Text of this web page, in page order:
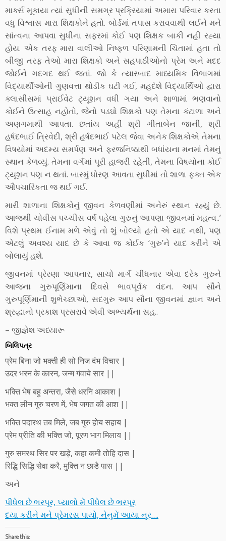
માર્ક્સ મૂકાયા ત્યાં સુધીની સમગ્ર પ્રક્રિયામાં અમારા પરિવાર કરતા
વધુ વિશ્વાસ મારા શિક્ષકોને હતો. બોર્ડમાં તપાસ કરાવવાથી લઈને મને
સાંત્વના આપવા સુધીના સફરમાં કોઈ પણ શિક્ષક બાકી નહીં રહ્યા
હોય. એક તરફ મારા વાલીઓ નિષ્ફળ પરિણામની ચિંતામાં હતા તો
બીજી તરફ તેઓ મારા શિક્ષકો અને સહપાઠીઓનો પ્રેમ અને મદદ
જોઈને ગદગદ થઈ જતાં. જો કે ત્યારબાદ માધ્યમિક વિભાગમાં
વિદ્યાર્થીઓની ગુણવત્તા થોડીક ઘટી ગઈ, મહદંશે વિદ્યાર્થિઓ દ્વારા
ક્લાસીસમાં પ્રાઈવેટ ટ્યૂશન વધી ગયા અને શાળામાં ભણવાનો
કોઈને ઉત્સાહ નહોતો, જેનો પડઘો શિક્ષકો પણ તેમના કંટાળા અને
અણગમાથી આપતા. છતાંય અહીં શ્રી ગીતાબેન જાની, શ્રી
હર્ષદભાઈ ત્રિવેદી, શ્રી હર્ષદભાઈ પટેલ જેવા અનેક શિક્ષકોએ તેમના
વિષયોમાં અદમ્ય સમર્પણ અને ફરજનિષ્ઠાથી બધાંયના મનમાં તેમનું
સ્થાન કેળવ્યું. તેમના વર્ગમાં પૂરી હાજરી રહેતી, તેમના વિષયોના કોઈ
ટ્યૂશન પણ ન થતાં. બારમું ધોરણ આવતા સુધીમાં તો શાળા ફક્ત એક
ઔપચારિકતા જ થઈ ગઈ.
મારી શાળાના શિક્ષકોનું જીવન કેળવણીમાં અનેરું સ્થાન રહ્યું છે.
આજથી ચોવીસ પચ્ચીસ વર્ષ પહેલા ગુરુનું આપણા જીવનમાં મહત્વ..’
વિશે પ્રથમ ઈનામ મળે એવું તો શું બોલ્યો હતો એ યાદ નથી, પણ
એટલું અવશ્ય યાદ છે કે આવા જ કોઈક ‘ગુરુ’ને યાદ કરીને એ
બોલાયું હશે.
જીવનમાં પ્રેરણા આપનાર, સાચો માર્ગ ચીંધનાર એવા દરેક ગુરુને
આજના ગુરુપૂર્ણિમાના દિવસે ભાવપૂર્વક વંદન. આપ સૌને
ગુરુપૂર્ણિમાની શુભેચ્છાઓ, સદગુરુ આપ સૌના જીવનમાં જ્ઞાન અને
શ્રદ્ધાનો પ્રકાશ પ્રસરાવે એવી અભ્યર્થના સહ..
– જીજ્ઞેશ અધ્યારૂ
બિલિપત્ર
प्रेम बिना जो भक्ती ही सो निज दंभ विचार |
उदर भरन के कारन, जन्म गंवाये सार ||
भक्ति भेष बहु अन्तरा, जैसे धरनि आकाश |
भक्त लीन गुरु चरण में, भेष जगत की आश ||
भक्ति पदारथ तब मिले, जब गुरु होय सहाय |
प्रेम प्रीति की भक्ति जो, पूरण भाग मिलाय ||
गुरु समरथ सिर पर खड़े, कहा कमी तोहि दास |
रिद्धि सिद्धि सेवा करै, मुक्ति न छाडै पास ||
અને
પીધેલ છે ભરપૂર, પ્યાલો મેં પીધેલ છે ભરપૂર
દયા કરીને મને પ્રેમરસ પાયો, નેનુમેં આયા નૂર….
Share this: